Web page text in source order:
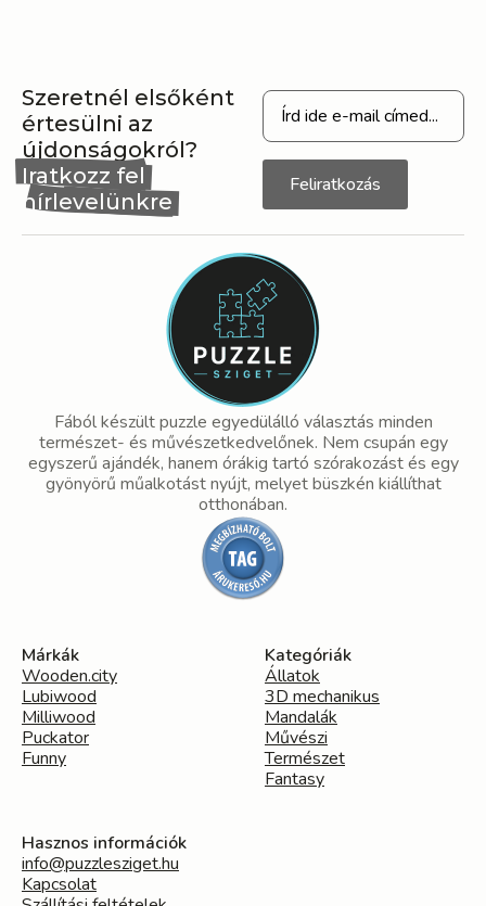
Szeretnél elsőként
értesülni az
újdonságokról?
Iratkozz fel
hírlevelünkre
Feliratkozás
Fából készült puzzle egyedülálló választás minden
természet- és művészetkedvelőnek. Nem csupán egy
egyszerű ajándék, hanem órákig tartó szórakozást és egy
gyönyörű műalkotást nyújt, melyet büszkén kiállíthat
otthonában.
Márkák
Wooden.city
Lubiwood
Milliwood
Puckator
Funny
Kategóriák
Állatok
3D mechanikus
Mandalák
Művészi
Természet
Fantasy
Hasznos információk
info@puzzlesziget.hu
Kapcsolat